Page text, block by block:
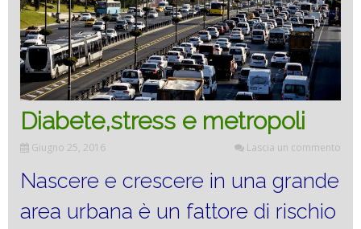
Diabete,stress e metropoli
Giugno 25, 2016 Lascia un commento
Nascere e crescere in una grande
area urbana è un fattore di rischio